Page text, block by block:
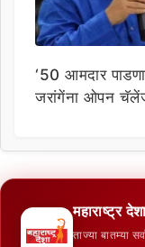
‘50 आमदार
जरांगेंना ओपन
महाराष्ट्र
ताज्या